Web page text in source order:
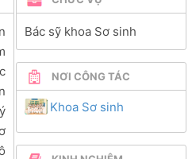
Bác sỹ khoa Sơ sinh
NƠI CÔNG TÁC
Khoa Sơ sinh